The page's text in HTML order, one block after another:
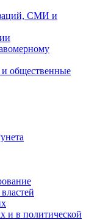
СМИ и
общественные
и в политической